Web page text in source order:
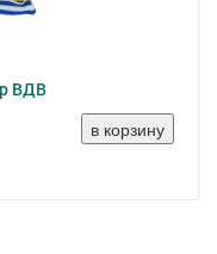
ВДВ